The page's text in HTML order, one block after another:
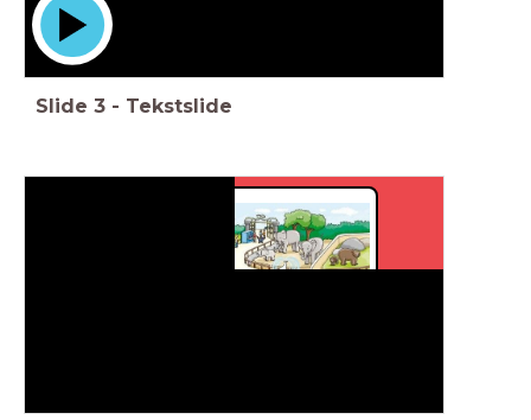
Slide 3 - Tekstslide